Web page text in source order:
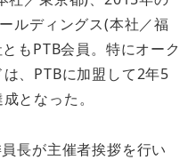
ルディングス(本社／福
もPTB会員。特にオーク
、PTBに加盟して2年5
となった。
長が主催者挨拶を行い